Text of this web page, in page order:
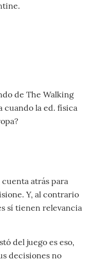
de The Walking
cuando la ed. física
atrás para
Y, al contrario
sí tienen relevancia
del juego es eso,
decisiones no